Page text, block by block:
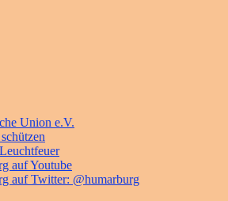
Union e.V.
auf Youtube
auf Twitter: @humarburg